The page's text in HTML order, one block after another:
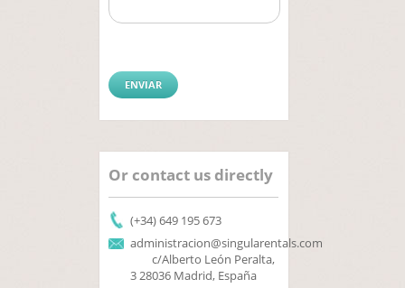
Or contact us directly
(+34) 649 195 673
administracion@singularentals.com
c/Alberto León Peralta,
3 28036 Madrid, España